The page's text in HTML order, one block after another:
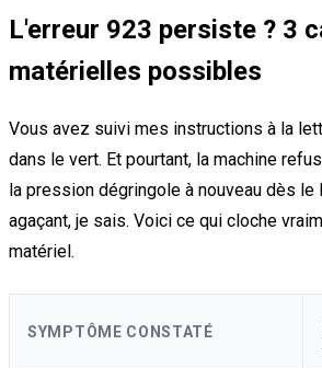
L'erreur 923 persiste ? 3
matérielles possibles
Vous avez suivi mes instructions à la
dans le vert. Et pourtant, la machine
la pression dégringole à nouveau dès le
agaçant, je sais. Voici ce qui cloche
matériel.
SYMPTÔME CONSTATÉ